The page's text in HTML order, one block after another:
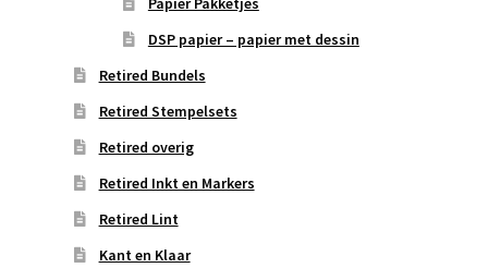
DSP papier – papier met dessin
Retired Bundels
Retired Stempelsets
Retired overig
Retired Inkt en Markers
Retired Lint
Kant en Klaar